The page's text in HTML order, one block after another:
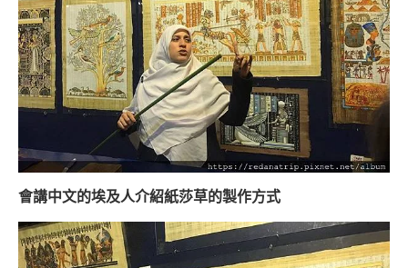
會講中文的埃及人介紹紙莎草的製作方式